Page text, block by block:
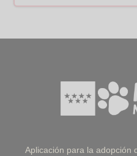
Aplicación para la adopción